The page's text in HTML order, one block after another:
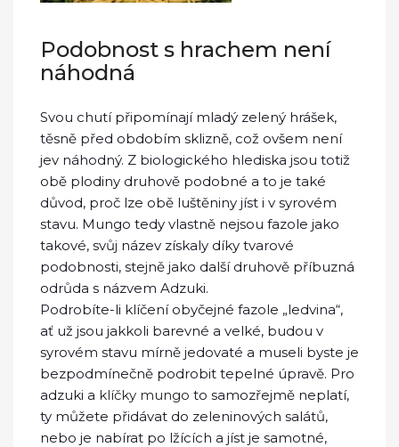
Podobnost s hrachem není
náhodná
Svou chutí připomínají mladý zelený hrášek,
těsně před obdobím sklizně, což ovšem není
jev náhodný. Z biologického hlediska jsou totiž
obě plodiny druhově podobné a to je také
důvod, proč lze obě luštěniny jíst i v syrovém
stavu. Mungo tedy vlastně nejsou fazole jako
takové, svůj název získaly díky tvarové
podobnosti, stejně jako další druhově příbuzná
odrůda s názvem Adzuki.
Podrobíte-li klíčení obyčejné fazole „ledvina“,
ať už jsou jakkoli barevné a velké, budou v
syrovém stavu mírně jedovaté a museli byste je
bezpodmínečně podrobit tepelné úpravě. Pro
adzuki a klíčky mungo to samozřejmě neplatí,
ty můžete přidávat do zeleninových salátů,
nebo je nabírat po lžících a jíst je samotné,